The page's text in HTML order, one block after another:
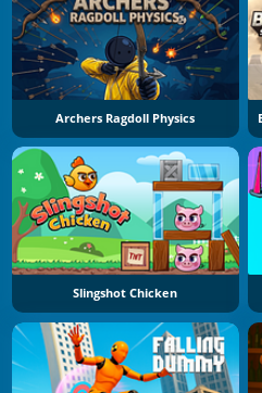
Archers Ragdoll Physics
Slingshot Chicken